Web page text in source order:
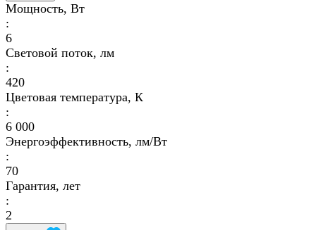
Мощность, Вт
:
6
Световой поток, лм
:
420
Цветовая температура, К
:
6 000
Энергоэффективность, лм/Вт
:
70
Гарантия, лет
:
2